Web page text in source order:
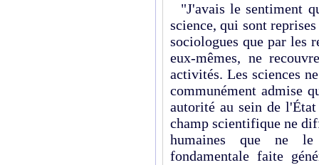
"J'avais le sentiment
science, qui sont
sociologues que par les
eux-mêmes, ne
activités. Les sciences
communément admise
autorité au sein de
champ scientifique ne
humaines que ne
fondamentale faite